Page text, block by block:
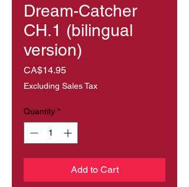
Dream-Catcher
CH.1 (bilingual
version)
CA$14.95Price
Excluding Sales Tax
Quantity *
Add to Cart